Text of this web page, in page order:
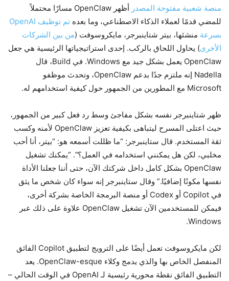
منصة شعبية مفتوحة المصدر
أظهر OpenClaw مسارًا محتملاً
للمضي قدمًا لعملاء الذكاء الاصطناعي، وما بعده
تم توظيف OpenAI
بسرعة منشئها، بيتر شتاينبرجر، مايكروسوفت (من بين الشركات
الأخرى) يحاول اللحاق بالركب. إحدى استراتيجياتها الرئيسية هي جعل
OpenClaw يعمل بشكل جيد مع Windows. في Build، قال
Nadella إنه ملتزم جدًا بدعم OpenClaw، وتحدث موظفو
Microsoft مع المطورين من الجمهور حول كيفية استخدامهم له.
ظهر شتاينبرجر نفسه بشكل مفاجئ وسط رد فعل كبير من الجمهور،
حيث اعتلى المسرح ليتباهى بكيفية تعزيز OpenClaw لأمنه وكسب
ثقة المستخدم. قال ستاينبرجر: “ما ظللت أسمعه هو: “بيتر، أنا أحب
مخلبي، لكن هل يمكنني استخدامه في العمل؟”. “يمكنك تشغيل
OpenClaw بشكل كامل داخل شركتك الآن، حتى أننا جعلنا الأداة
نفسها مكونًا إضافيًا.” وقال ستاينبرجر إنه سواء كان شخص ما يثق
في Copilot أو Codex أو منصة البرمجة الخاصة بشركة أخرى،
فيمكن للمستخدمين الآن تشغيل OpenClaw علاوة على ذلك عبر
Windows.
لكن مايكروسوفت تعمل أيضًا على الترويج لتطبيق Copilot الفائق
المنفصل الخاص بها والذي يدمج وكلاء OpenClaw-esque. يعد
التطبيق الفائق نقطة محورية رئيسية لـ OpenAI في الوقت الحالي –